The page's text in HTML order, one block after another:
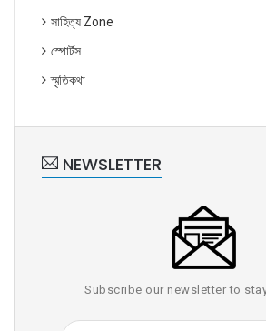
সাহিত্য Zone
স্পোর্টস
স্মৃতিকথা
NEWSLETTER
Subscribe our newsletter to